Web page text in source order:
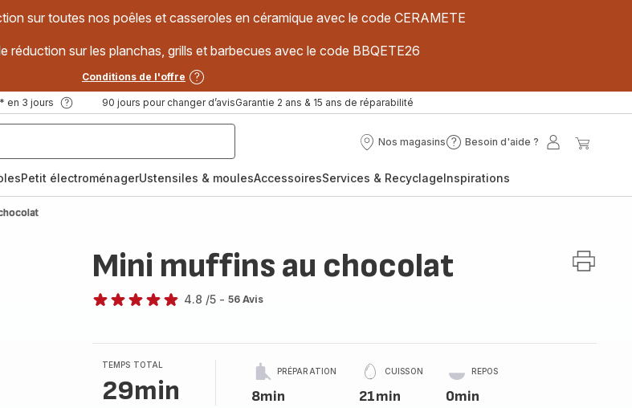
sur toutes nos poêles et casseroles en céramique avec le code CERAMETE
réduction sur les planchas, grills et barbecues avec le code BBQETE26
Conditions de l'offre
en 3 jours 90 jours pour changer d’avisGarantie 2 ans & 15 ans de réparabilité
Nos magasins
Nos
Besoin d'aide ?
Besoin
?
Mon
Petit électroménagerUstensiles & moulesAccessoiresServices & RecyclageInspirations
Mini muffins au chocolat
4.8 /5 - 56 Avis
TEMPS TOTAL
29min
PRÉPARATION
8min
CUISSON
21min
REPOS
0min